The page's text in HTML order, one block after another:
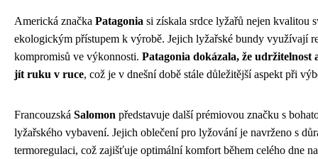
Americká značka Patagonia si získala srdce lyžařů nejen kvalitou
ekologickým přístupem k výrobě. Jejich lyžařské bundy využívají
kompromisů ve výkonnosti. Patagonia dokázala, že udržitelnost
jít ruku v ruce, což je v dnešní době stále důležitější aspekt při
Francouzská Salomon představuje další prémiovou značku s
lyžařského vybavení. Jejich oblečení pro lyžování je navrženo s
termoregulaci, což zajišťuje optimální komfort během celého dne